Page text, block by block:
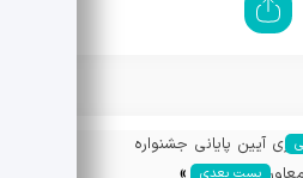
آیین پایانی جشنواره